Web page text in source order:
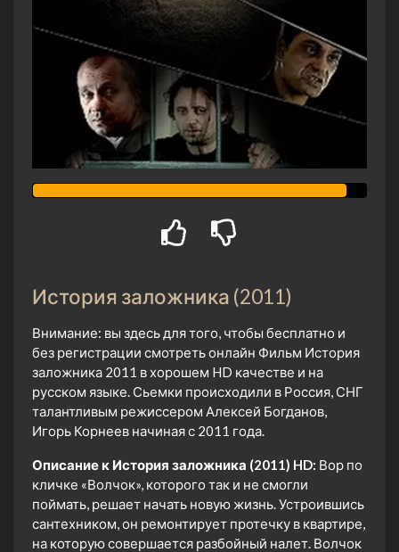
История заложника (2011)
Внимание: вы здесь для того, чтобы бесплатно и
без регистрации смотреть онлайн Фильм История
заложника 2011 в хорошем HD качестве и на
русском языке. Сьемки происходили в Россия, СНГ
талантливым режиссером Алексей Богданов,
Игорь Корнеев начиная с 2011 года.
Описание к История заложника (2011) HD: Вор по
кличке «Волчок», которого так и не смогли
поймать, решает начать новую жизнь. Устроившись
сантехником, он ремонтирует протечку в квартире,
на которую совершается разбойный налет. Волчок